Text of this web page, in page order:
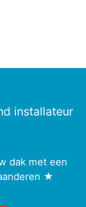
installateur
dak met een
★